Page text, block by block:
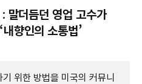
말더듬던 영업 고수가
향인의 소통법’
위한 방법을 미국의 커뮤니